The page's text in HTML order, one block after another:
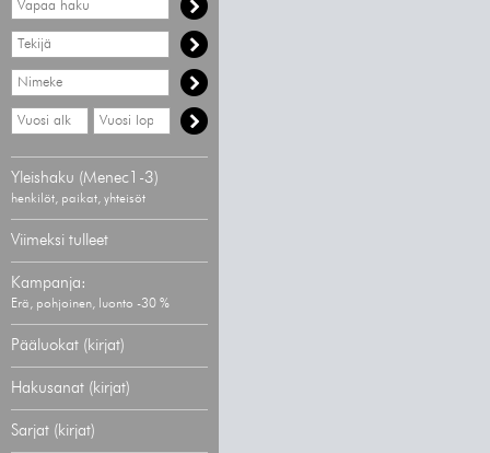
haku
Hae
tekijää
Hae
nimekettä
Hae
vähimmäisvuosi
Hae
enimmäisvuosi
Yleishaku (Menec1-3)
henkilöt, paikat, yhteisöt
Viimeksi tulleet
Kampanja:
Erä, pohjoinen, luonto -30 %
Pääluokat (kirjat)
Hakusanat (kirjat)
Sarjat (kirjat)